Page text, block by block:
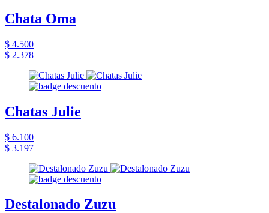
Chata Oma
$ 4.500
$ 2.378
Chatas Julie
$ 6.100
$ 3.197
Destalonado Zuzu